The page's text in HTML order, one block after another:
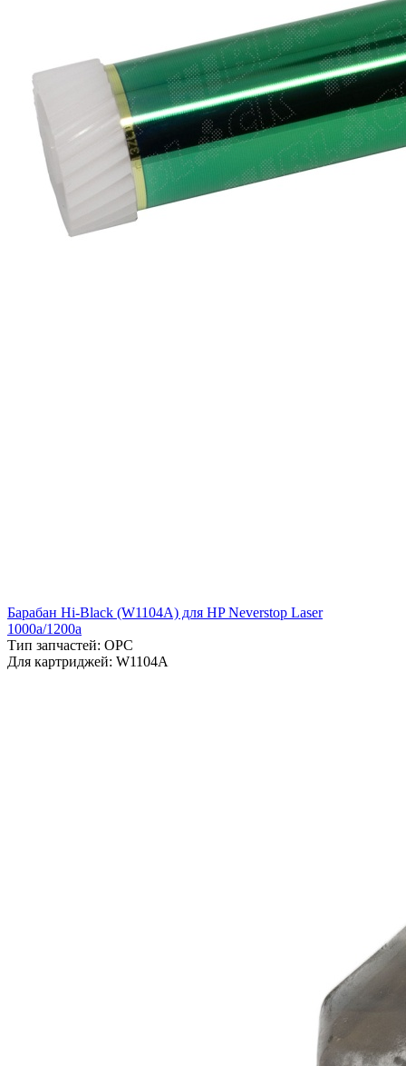
Барабан Hi-Black (W1104A) для HP Neverstop Laser
1000a/1200а
Тип запчастей: OPC
Для картриджей: W1104A